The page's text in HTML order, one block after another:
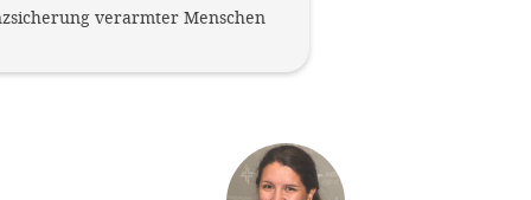
verarmter Menschen